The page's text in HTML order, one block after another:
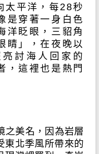
太平洋，每28秒
是穿著一身白色
洋眨眼，三貂角
睛」，在夜晚以
討海人回家的
，這裡也是熱門
之美名，因為岩層
東北季風所帶來的